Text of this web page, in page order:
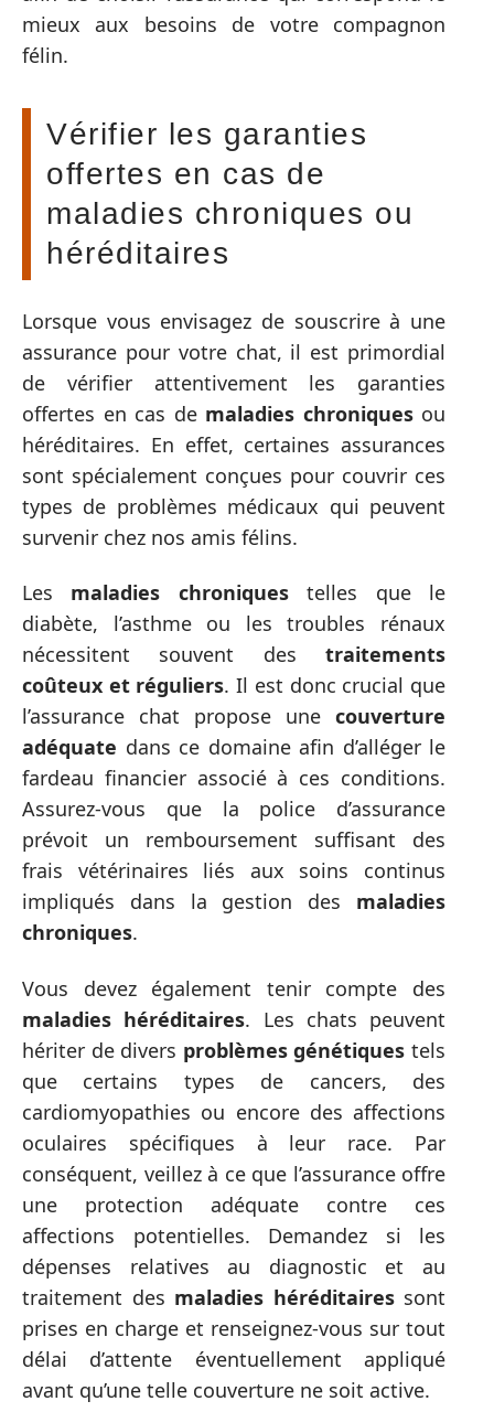
mieux aux besoins de votre compagnon
félin.
Vérifier les garanties
offertes en cas de
maladies chroniques ou
héréditaires
Lorsque vous envisagez de souscrire à une
assurance pour votre chat, il est primordial
de vérifier attentivement les garanties
offertes en cas de maladies chroniquesou
héréditaires. En effet, certaines assurances
sont spécialement conçues pour couvrir ces
types de problèmes médicaux qui peuvent
survenir chez nos amis félins.
Les maladies chroniquestelles que le
diabète, l’asthme ou les troubles rénaux
nécessitent souvent des traitements
coûteux et réguliers. Il est donc crucial que
l’assurance chat propose une couverture
adéquate dans ce domaine afin d’alléger le
fardeau financier associé à ces conditions.
Assurez-vous que la police d’assurance
prévoit un remboursement suffisant des
frais vétérinaires liés aux soins continus
impliqués dans la gestion des maladies
chroniques.
Vous devez également tenir compte des
maladies héréditaires. Les chats peuvent
hériter de divers problèmes génétiques tels
que certains types de cancers, des
cardiomyopathies ou encore des affections
oculaires spécifiques à leur race. Par
conséquent, veillez à ce que l’assurance offre
une protection adéquate contre ces
affections potentielles. Demandez si les
dépenses relatives au diagnostic et au
traitement des maladies héréditairessont
prises en charge et renseignez-vous sur tout
délai d’attente éventuellement appliqué
avant qu’une telle couverture ne soit active.